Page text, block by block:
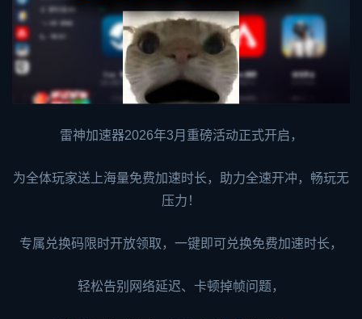
雷神加速器2026年3月重磅活动正式开启，
为全体玩家送上海量免费加速时长，助力全速开冲，畅玩无
压力！
专属兑换码限时开放领取，一键即可兑换免费加速时长，
轻松告别网络延迟、卡顿掉帧问题，